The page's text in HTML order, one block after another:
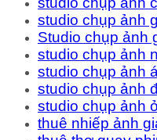
studio chụp ảnh
Studio chụp ảnh
studio chụp ảnh
studio chụp ảnh
studio chụp ảnh
studio chụp ảnh
thuê nhiếp ảnh